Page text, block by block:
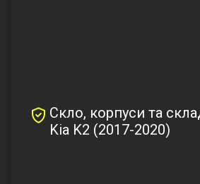
Скло, корпуси та
Kia K2 (2017-2020)